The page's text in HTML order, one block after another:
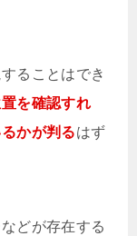
ることはでき
を確認すれ
かが判るはず
どが存在する